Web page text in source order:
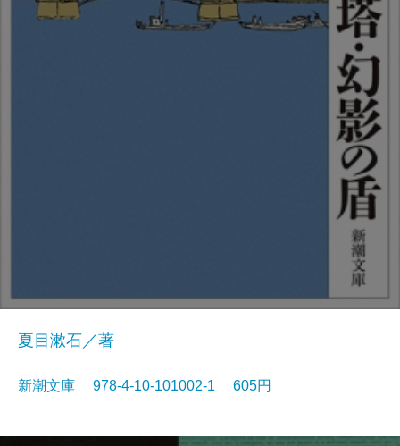
夏目漱石／著
新潮文庫 978-4-10-101002-1 605円